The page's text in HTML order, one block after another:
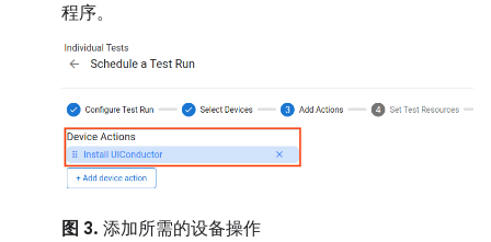
程序。
图 3. 添加所需的设备操作